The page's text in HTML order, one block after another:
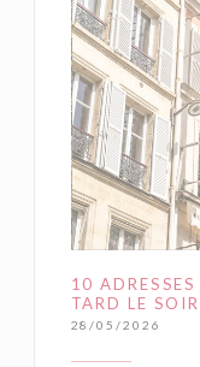
10
TARD LE
28/05/2026